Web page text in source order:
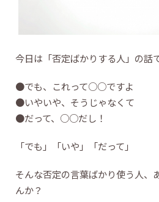
今日は「否定ばかりする人」の話で
●でも、これって○○ですよ
●いやいや、そうじゃなくて
●だって、○○だし！
「でも」「いや」「だって」
そんな否定の言葉ばかり使う人、
んか？